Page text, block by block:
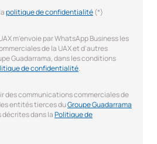
politique de confidentialité(*)
m'envoie par WhatsApp Business les
de la UAX et d'autres
Guadarrama, dans les conditions
de confidentialité.
des communications commerciales de
entités tierces duGroupe Guadarrama
dans laPolitique de